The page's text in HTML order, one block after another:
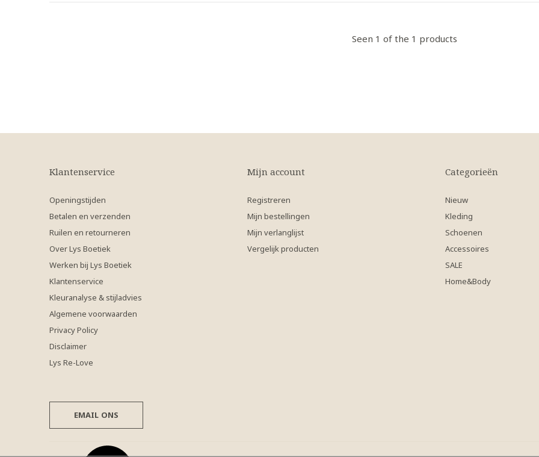
Seen 1 of the 1 products
Klantenservice
Openingstijden
Betalen en verzenden
Ruilen en retourneren
Over Lys Boetiek
Werken bij Lys Boetiek
Klantenservice
Kleuranalyse & stijladvies
Algemene voorwaarden
Privacy Policy
Disclaimer
Lys Re-Love
Mijn account
Registreren
Mijn bestellingen
Mijn verlanglijst
Vergelijk producten
Categorieën
Nieuw
Kleding
Schoenen
Accessoires
SALE
Home&Body
EMAIL ONS